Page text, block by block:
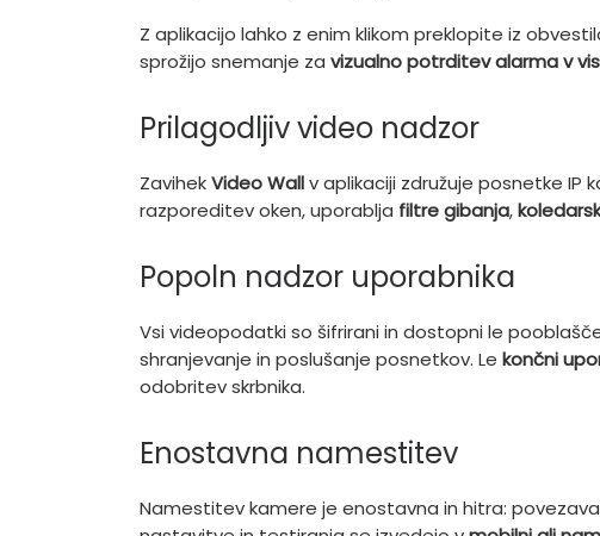
Z aplikacijo lahko z enim klikom preklopite iz
sprožijo snemanje za vizualno potrditev alarma v
Prilagodljiv video nadzor
ZavihekVideo Wallv aplikaciji združuje posnetke IP
razporeditev oken, uporablja filtre gibanja,
Popoln nadzor uporabnika
Vsi videopodatki so šifrirani in dostopni le
shranjevanje in poslušanje posnetkov. Le končni
odobritev skrbnika.
Enostavna namestitev
Namestitev kamere je enostavna in hitra: